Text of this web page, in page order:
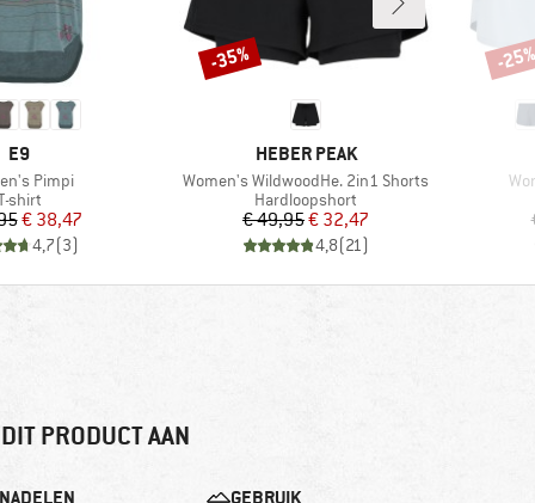
MERK
E9
Pimpi
shirt
Prijs
Verlaagde prijs
€ 38,47
4,7(3)
MERK
HEBER PEAK
Artikel
Women's WildwoodHe. 2in1 Shorts
Productgroep
Hardloopshort
Prijs
€ 49,95Verlaagde prijs
€ 32,47
4,8(21)
Korting
-35% -
PRODUCT AAN
NADELEN GEBRUIK